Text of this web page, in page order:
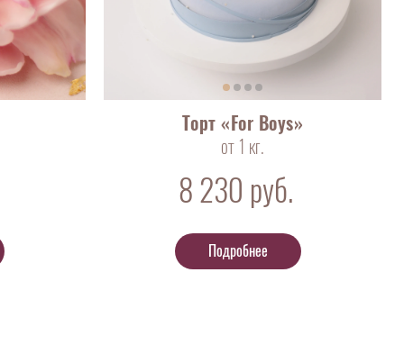
Торт «For Boys»
от 1 кг.
8 230 руб.
Подробнее